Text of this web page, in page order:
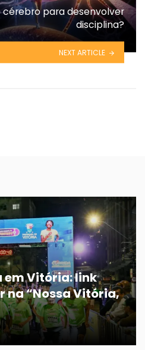
cérebro para desenvolver
disciplina?
NEXT ARTICLE
Vitória: link
na “Nossa Vitória,